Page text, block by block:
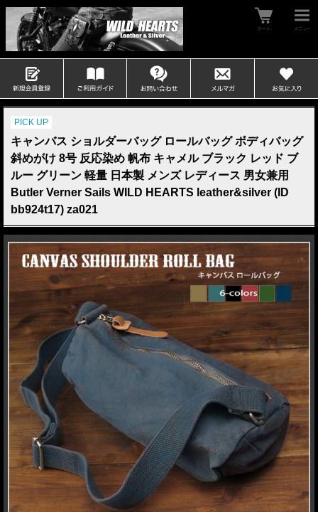
PICK UP
キャンバス ショルダーバッグ ロールバッグ ボディバッグ
斜めがけ 8号 反応染め 帆布 キャメル ブラック レッド ブ
ルー グリーン 軽量 日本製 メンズ レディース 男女兼用
Butler Verner Sails WILD HEARTS leather&silver (ID
bb924t17) za021